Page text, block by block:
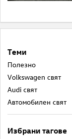
Теми
Полезнo
Volkswagen свят
Audi свят
Автомобилен свят
Избрани тагове